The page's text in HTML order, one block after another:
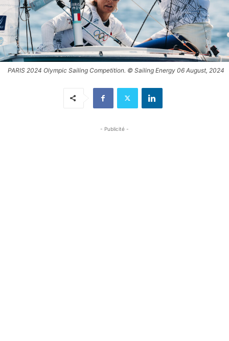
PARIS 2024 Olympic Sailing Competition. © Sailing Energy 06 August, 2024
- Publicité -